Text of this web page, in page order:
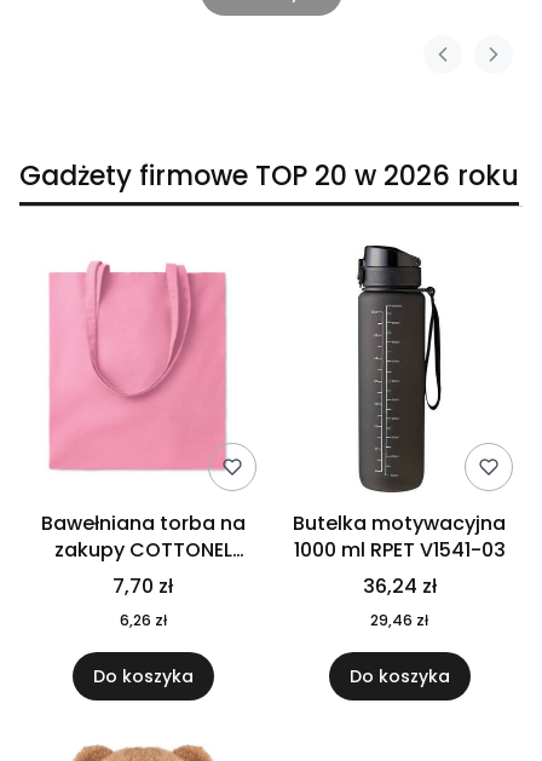
Gadżety firmowe TOP 20 w 2026 roku
Bawełniana torba na
zakupy COTTONEL
COLOUR++ MO9846-11
7,70 zł
6,26 zł
Do koszyka
Butelka motywacyjna
1000 ml RPET V1541-03
36,24 zł
29,46 zł
Do koszyka